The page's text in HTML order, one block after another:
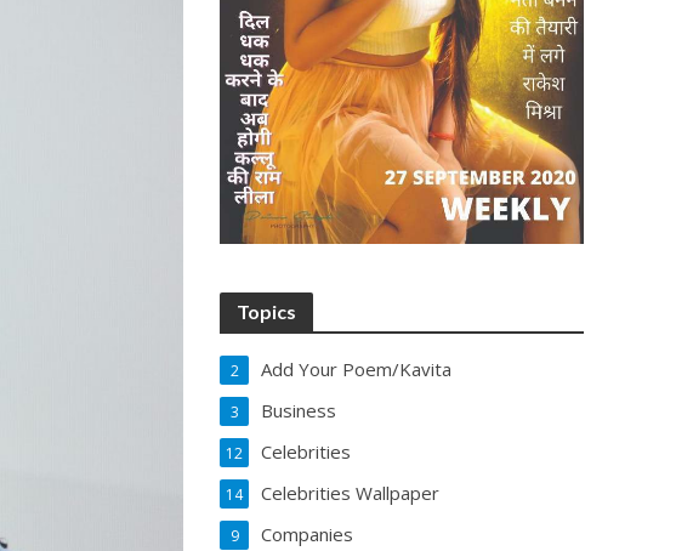
Topics
Add Your Poem/Kavita
2
Business
3
Celebrities
12
Celebrities Wallpaper
14
Companies
9